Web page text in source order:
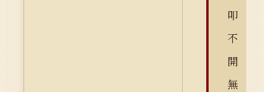
叩
不
開
無